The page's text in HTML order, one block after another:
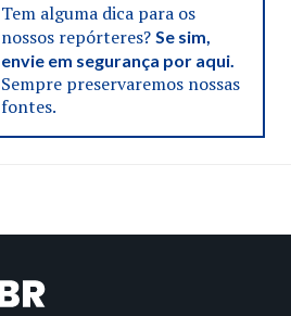
Tem alguma dica para os
nossos repórteres? Se sim,
envie em segurança por aqui.
Sempre preservaremos nossas
fontes.